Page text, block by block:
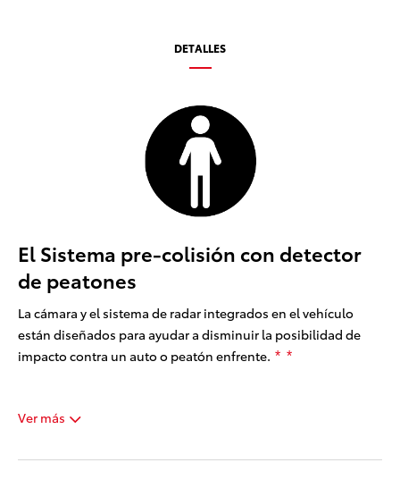
DETALLES
El Sistema pre-colisión con detector
de peatones
La cámara y el sistema de radar integrados en el vehículo
están diseñados para ayudar a disminuir la posibilidad de
impacto contra un auto o peatón enfrente. * *
Ver más